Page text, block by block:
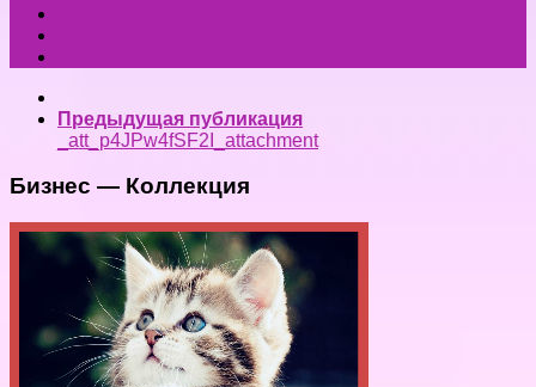
Предыдущая публикация
_att_p4JPw4fSF2I_attachment
Бизнес — Коллекция